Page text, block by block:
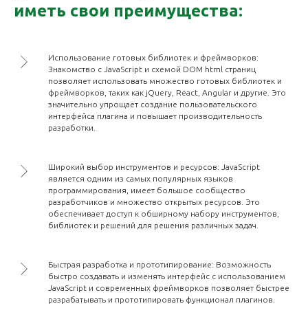
иметь свои преимущества:
Использование готовых библиотек и фреймворков:
Знакомство с JavaScript и схемой DOM html страниц
позволяет использовать множество готовых библиотек и
фреймворков, таких как jQuery, React, Angular и другие. Это
значительно упрощает создание пользовательского
интерфейса плагина и повышает производительность
разработки.
Широкий выбор инструментов и ресурсов: JavaScript
является одним из самых популярных языков
программирования, имеет большое сообщество
разработчиков и множество открытых ресурсов. Это
обеспечивает доступ к обширному набору инструментов,
библиотек и решений для решения различных задач.
Быстрая разработка и прототипирование: Возможность
быстро создавать и изменять интерфейс с использованием
JavaScript и современных фреймворков позволяет быстрее
разрабатывать и прототипировать функционал плагинов.